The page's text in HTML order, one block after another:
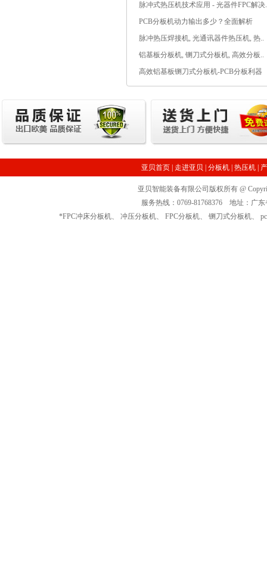
脉冲式热压机技术应用 - 光器件FPC解决
PCB分板机动力输出多少？全面解析
脉冲热压焊接机, 光通讯器件热压机, 热..
铝基板分板机, 铡刀式分板机, 高效分板..
高效铝基板铡刀式分板机-PCB分板利器
亚贝首页 走进亚贝 分板机 热压机
亚贝智能装备有限公司版权所有 @
服务热线：0769-81768376 地址：广
*FPC冲床分板机、 冲压分板机、 FPC分板机、 铡刀式分板机、